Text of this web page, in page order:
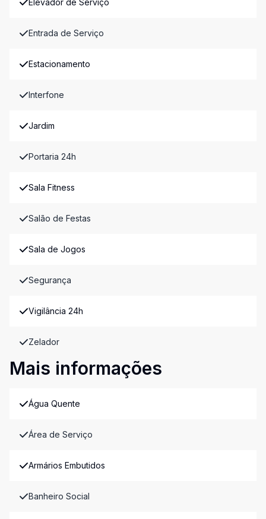
Elevador de Serviço
Entrada de Serviço
Estacionamento
Interfone
Jardim
Portaria 24h
Sala Fitness
Salão de Festas
Sala de Jogos
Segurança
Vigilância 24h
Zelador
Mais informações
Água Quente
Área de Serviço
Armários Embutidos
Banheiro Social